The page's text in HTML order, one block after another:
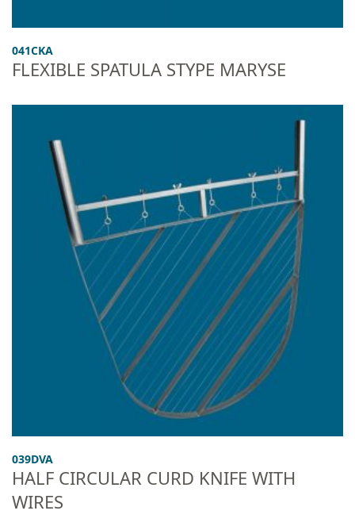
041CKA
FLEXIBLE SPATULA STYPE MARYSE
039DVA
HALF CIRCULAR CURD KNIFE WITH
WIRES